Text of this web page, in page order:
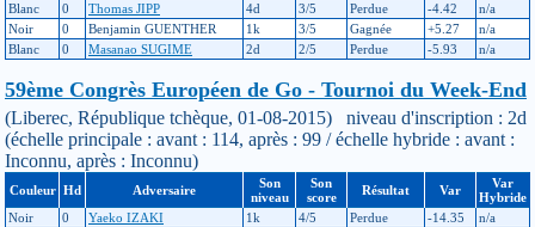
Blanc
0 Thomas JIPP 4d 3/5 Perdue -4.42
n/a
Noir
0 Benjamin GUENTHER 1k 3/5 Gagnée +5.27
n/a
Blanc
0 Masanao SUGIME 2d 2/5 Perdue -5.93 n/a
59ème Congrès Européen de Go - Tournoi du Week-End
(Liberec, République tchèque, 01-08-2015) niveau d'inscription : 2d
(échelle principale : avant : 114, après : 99 / échelle hybride : avant :
Inconnu, après : Inconnu)
Couleur Hd Adversaire
Son
niveau
Son
score
Résultat Var
Var
Hybride
Noir
0 Yaeko IZAKI 1k 4/5 Perdue -14.35 n/a